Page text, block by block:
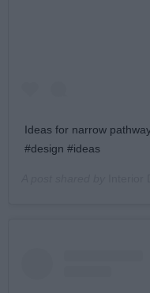
Ideas for narrow
#design #ideas